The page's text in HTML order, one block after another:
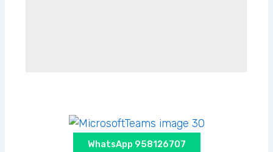
WhatsApp 958126707